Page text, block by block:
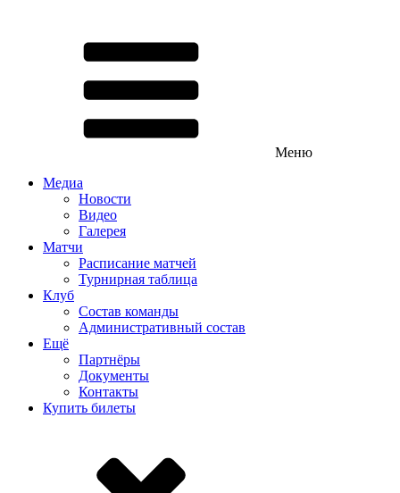
Меню
Медиа
Новости
Видео
Галерея
Матчи
Расписание матчей
Турнирная таблица
Клуб
Состав команды
Административный состав
Ещё
Партнёры
Документы
Контакты
Купить билеты